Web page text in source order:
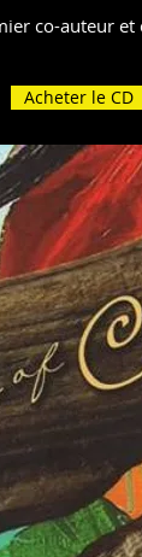
co-auteur
Acheter le CD